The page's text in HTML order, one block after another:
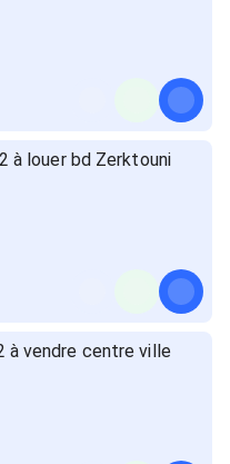
à louer bd Zerktouni
à vendre centre ville